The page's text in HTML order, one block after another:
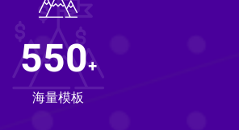
550+
海量模板